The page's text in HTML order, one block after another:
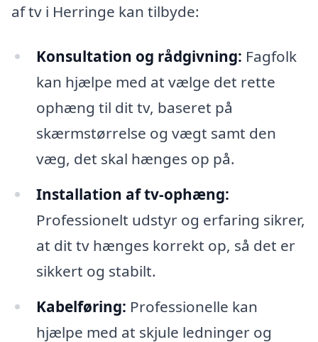
af tv i Herringe kan tilbyde:
Konsultation og rådgivning: Fagfolk
kan hjælpe med at vælge det rette
ophæng til dit tv, baseret på
skærmstørrelse og vægt samt den
væg, det skal hænges op på.
Installation af tv-ophæng:
Professionelt udstyr og erfaring sikrer,
at dit tv hænges korrekt op, så det er
sikkert og stabilt.
Kabelføring: Professionelle kan
hjælpe med at skjule ledninger og